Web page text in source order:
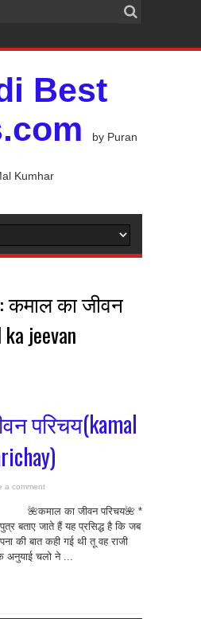
Best
by Puran
Kumhar
कमाल का जीवन
jeevan
परिचय(kamal
a comment
जीवन परिचय🌺 *
बताए जाते हैं यह प्रसिद्ध है कि जब
की बात कही गई थी तू वह राजी
अनुयाई चलो ने ...